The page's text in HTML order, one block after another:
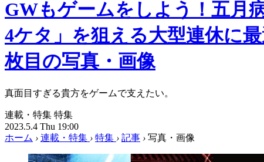
GWもゲームをしよう！五月
4ケタ」を狙える大型連休に
枚目の写真・画像
真面目すぎる貴方をゲームで支えたい。
連載・特集 特集
2023.5.4 Thu 19:00
ホーム › 連載・特集 › 特集 › 記事 › 写真・画像